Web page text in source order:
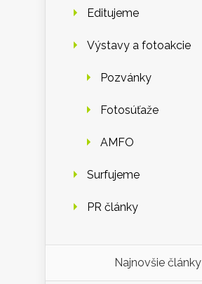
Editujeme
Výstavy a fotoakcie
Pozvánky
Fotosúťaže
AMFO
Surfujeme
PR články
Najnovšie články